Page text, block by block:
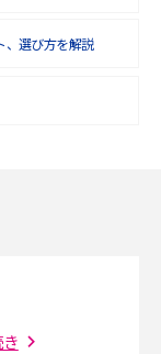
、選び方を解説
すく解説
紹介
確認方法も解説